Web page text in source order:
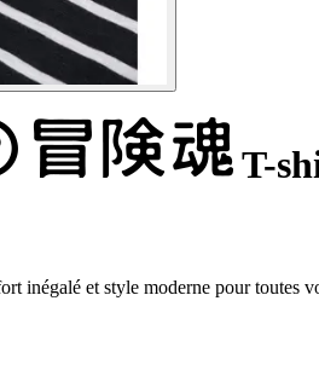
T-
inégalé et style moderne pour toutes